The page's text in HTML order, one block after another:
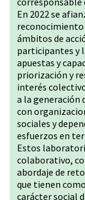
En 2022 se
reconocimiento
ámbitos de
participantes y
apuestas y
priorización y
interés
a la generación
con
sociales y
esfuerzos en
Estos
colaborativo,
abordaje de
que tienen
carácter social